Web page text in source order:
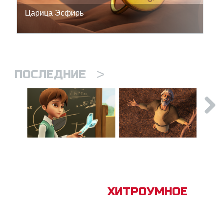
Царица Эсфирь
ПОСЛЕДНИЕ >
ХИТРОУМНОЕ